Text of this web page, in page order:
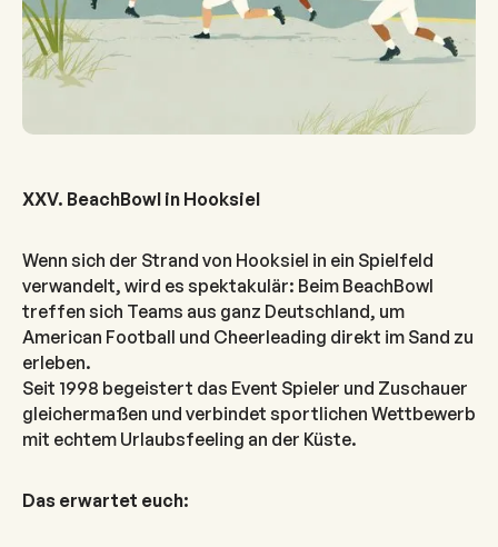
XXV. BeachBowl in Hooksiel
Wenn sich der Strand von Hooksiel in ein Spielfeld
verwandelt, wird es spektakulär: Beim BeachBowl
treffen sich Teams aus ganz Deutschland, um
American Football und Cheerleading direkt im Sand zu
erleben.
Seit 1998 begeistert das Event Spieler und Zuschauer
gleichermaßen und verbindet sportlichen Wettbewerb
mit echtem Urlaubsfeeling an der Küste.
Das erwartet euch: